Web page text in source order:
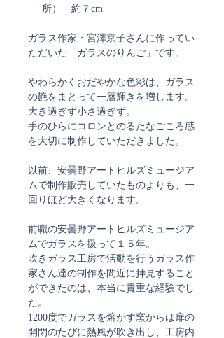
所） 約７cm
ガラス作家・宮澤京子さんに作ってい
ただいた「ガラスのりんご」です。
やわらかくおだやかな色彩は、ガラス
の艶をまとって一層輝きを増します。
大き過ぎず小さ過ぎず。
手のひらにコロンとのるたなごころ感
を大切に制作していただきました。
以前、安曇野アートヒルズミュージア
ムで制作販売していたものよりも、一
回りほど大きくなります。
前職の安曇野アートヒルズミュージア
ムでガラスを扱って１５年。
吹きガラス工房で活動を行うガラス作
家さん達の制作を間近に拝見すること
ができたのは、本当に貴重な経験でし
た。
1200度でガラスを熔かす窯からは扉の
開閉のたびに熱風が吹き出し、工房内